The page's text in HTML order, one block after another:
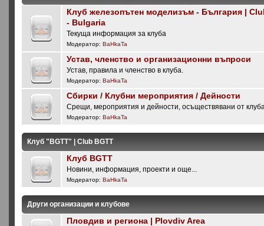
Клуб железопътен моделизъм - България |
- Bulgaria
Текуща информация за клуба
Модератор:BaHkaTa
Устав, членство и организационни въпроси
Устав, правила и членство в клуба.
Модератор:BaHkaTa
Сбирки / Клубни мероприятия / Дейности
Срещи, мероприятия и дейности, осъществявани от
Модератор:BaHkaTa
Клуб "BGTT" | Club BGTT
Клуб BGTT
Новини, информация, проекти и още...
Модератор:BaHkaTa
Други организации и клубове
Пловдив и региона | Plovdiv Area